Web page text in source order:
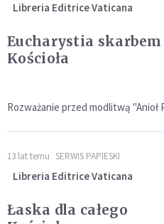
Libreria Editrice Vaticana
Eucharystia skarbem
Kościoła
Rozważanie przed modlitwą "Anioł
13 lat temu SERWIS PAPIESKI
Libreria Editrice Vaticana
Łaska dla całego